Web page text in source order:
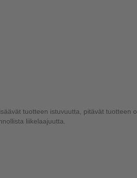
tuotteen istuvuutta, pitävät tuotteen
liikelaajuutta.